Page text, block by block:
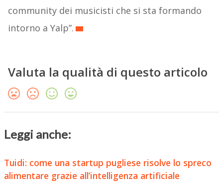
community dei musicisti che si sta formando
intorno a Yalp”.
Valuta la qualità di questo articolo
Leggi anche:
Tuidi: come una startup pugliese risolve lo spreco
alimentare grazie all’intelligenza artificiale